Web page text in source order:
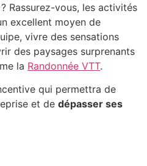
Rassurez-vous, les activités
excellent moyen de
vivre des sensations
des paysages surprenants
la Randonnée VTT.
qui permettra de
et de dépasser ses